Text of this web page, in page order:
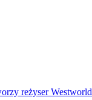
reżyser Westworld